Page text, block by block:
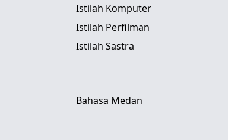
Istilah Komputer
Istilah Perfilman
Istilah Sastra
Bahasa Medan